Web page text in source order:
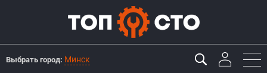
Выбрать город: Минск